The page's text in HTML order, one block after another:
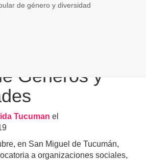
de género y diversidad
Géneros y
Tucuman el
en San Miguel de Tucumán,
a organizaciones sociales,